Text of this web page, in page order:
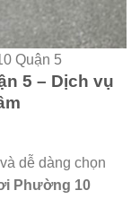
Quận 5
5 – Dịch vụ
dễ dàng chọn
Phường 10